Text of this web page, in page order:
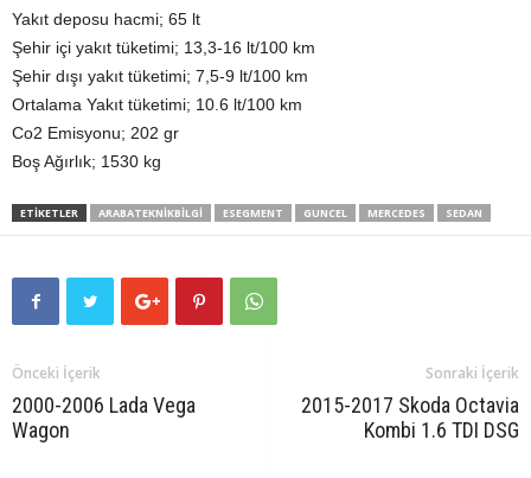
Yakıt deposu hacmi; 65 lt
Şehir içi yakıt tüketimi; 13,3-16 lt/100 km
Şehir dışı yakıt tüketimi; 7,5-9 lt/100 km
Ortalama Yakıt tüketimi; 10.6 lt/100 km
Co2 Emisyonu; 202 gr
Boş Ağırlık; 1530 kg
ETIKETLER ARABATEKNIKBILGI ESEGMENT GUNCEL MERCEDES SEDAN
Önceki İçerik
2000-2006 Lada Vega
Wagon
Sonraki İçerik
2015-2017 Skoda Octavia
Kombi 1.6 TDI DSG